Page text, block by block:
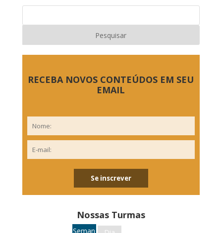
RECEBA NOVOS CONTEÚDOS EM SEU
EMAIL
Nossas Turmas
Seman